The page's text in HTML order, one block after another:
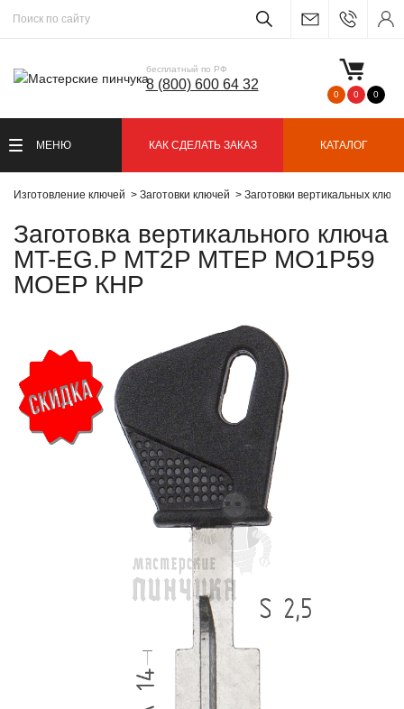
бесплатный по РФ
8 (800) 600 64 32
0 0 0
МЕНЮ КАК СДЕЛАТЬ ЗАКАЗ КАТАЛОГ
Изготовление ключей Заготовки ключей Заготовки вертикальных
Заготовка вертикального ключа
MT-EG.P MT2P MTEP MO1P59
MOEP КНР